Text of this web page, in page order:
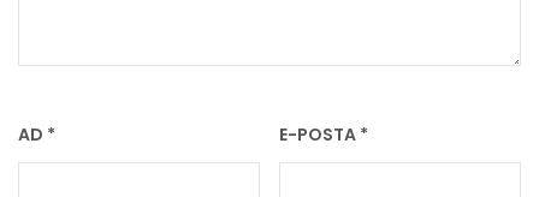
AD * E-POSTA *